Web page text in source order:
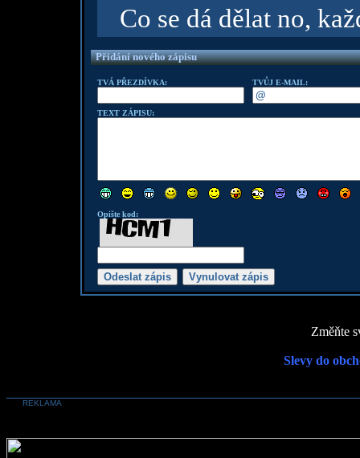
Co se dá dělat no,
Přidání nového zápisu
TVÁ PŘEZDÍVKA: TVŮJ E-MAIL:
TEXT ZÁPISU:
Opište kod:
Změňte
Slevy do
REKLAMA